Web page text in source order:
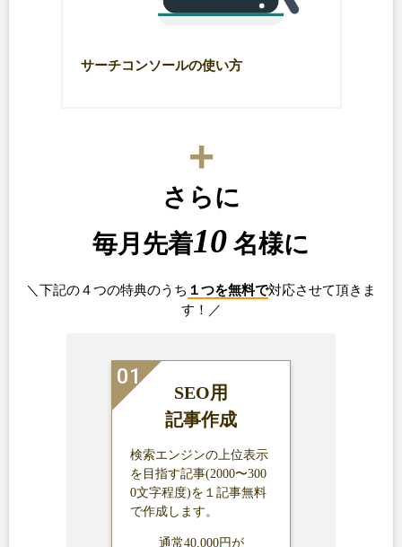
サーチコンソールの使い方
+
さらに
毎月先着10 名様に
＼下記の４つの特典のうち １つを無料で対応させて頂きま
す！／
SEO用
記事作成
検索エンジンの上位表示
を目指す記事(2000〜300
0文字程度)を１記事無料
で作成します。
通常40,000円が